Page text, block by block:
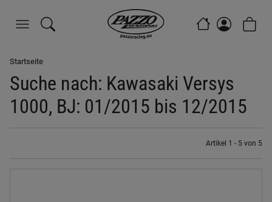
Startseite
Suche nach: Kawasaki Versys
1000, BJ: 01/2015 bis 12/2015
Artikel 1 - 5 von 5